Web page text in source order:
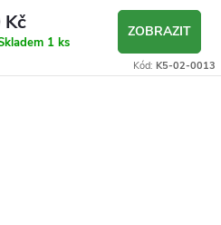
Kč
1 ks
ZOBRAZIT
Kód: K5-02-0013